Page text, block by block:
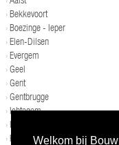
Welkom bij
›Bekkevoort
›Boezinge - Ieper
›Elen-Dilsen
›Evergem
›Geel
›Gent
›Gentbrugge
›Ichtegem
›Ingelmunster
›Kampenhout